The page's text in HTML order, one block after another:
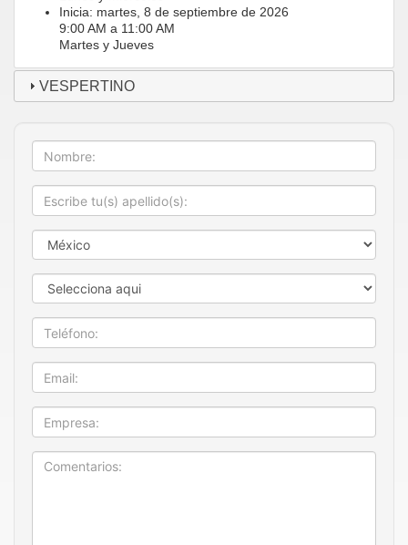
Inicia: martes, 8 de septiembre de 2026
9:00 AM a 11:00 AM
Martes y Jueves
VESPERTINO
Nombre
Apellido
País
Estado
Teléfono
Email
Empresa